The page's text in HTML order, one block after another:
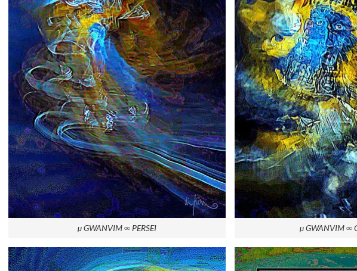
µ GWANVIM ∞ PERSEI µ GWANVIM ∞